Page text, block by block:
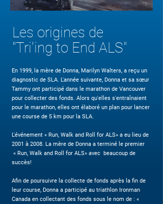
Les origines de
"Tri'ing to End ALS"
​En 1999, la mère de Donna, Marilyn Walters, a reçu un
diagnostic de SLA. L'année suivante, Donna et sa sœur
Tammy ont participé dans le marathon de Vancouver
pour collecter des fonds. Alors qu'elles s'entraînaient
pour le marathon, elles ont élaboré un plan pour lancer
une course de 5 km pour la SLA.
L'événement « Run, Walk and Roll for ALS» a eu lieu de
2001 à 2008. La mère de Donna a terminé le premier
« Run, Walk and Roll for ALS» avec beaucoup de
succès!
Afin de poursuivre la collecte de fonds après la fin de
leur course, Donna a participé au triathlon Ironman
Canada en collectant des fonds sous le nom de : «